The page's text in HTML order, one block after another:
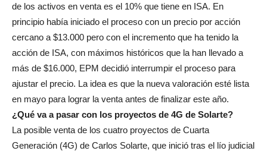
de los activos en venta es el 10% que tiene en ISA. En
principio había iniciado el proceso con un precio por acción
cercano a $13.000 pero con el incremento que ha tenido la
acción de ISA, con máximos históricos que la han llevado a
más de $16.000, EPM decidió interrumpir el proceso para
ajustar el precio. La idea es que la nueva valoración esté lista
en mayo para lograr la venta antes de finalizar este año.
¿Qué va a pasar con los proyectos de 4G de Solarte?
La posible venta de los cuatro proyectos de Cuarta
Generación (4G) de Carlos Solarte, que inició tras el lío judicial